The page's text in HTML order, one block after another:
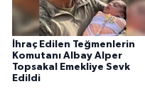
İhraç Edilen Teğmenlerin
Komutanı Albay Alper
Topsakal Emekliye Sevk
Edildi